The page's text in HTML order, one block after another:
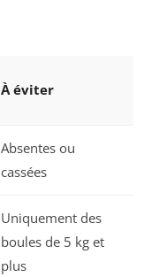
À éviter
Absentes ou
cassées
Uniquement des
boules de 5 kg et
plus